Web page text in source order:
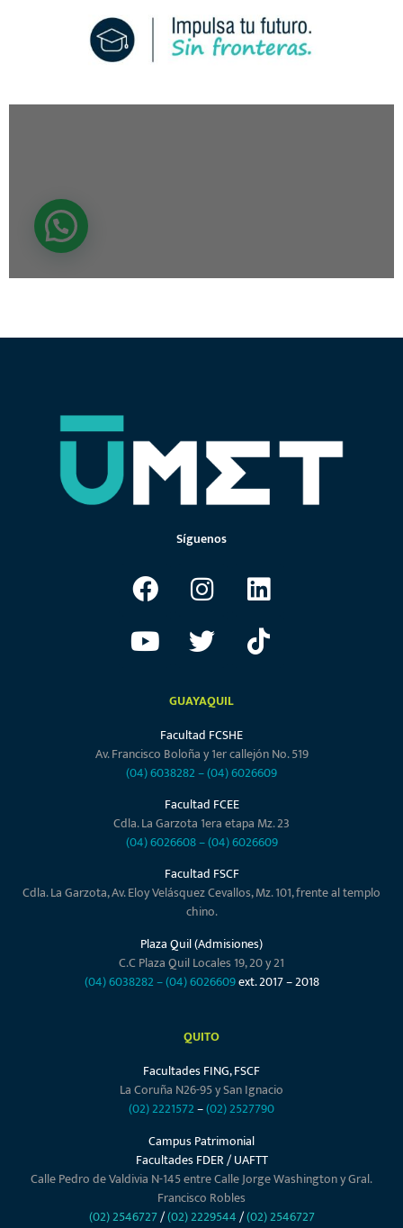
Síguenos
GUAYAQUIL
Facultad FCSHE
Av. Francisco Boloña y 1er callejón No. 519
(04) 6038282–(04) 6026609
Facultad FCEE
Cdla. La Garzota 1era etapa Mz. 23
(04) 6026608–(04) 6026609
Facultad FSCF
Cdla. La Garzota, Av. Eloy Velásquez Cevallos, Mz. 101, frente al templo
chino.
Plaza Quil (Admisiones)
C.C Plaza Quil Locales 19, 20 y 21
(04) 6038282–(04) 6026609ext. 2017 – 2018
QUITO
Facultades FING, FSCF
La Coruña N26-95 y San Ignacio
(02) 2221572–(02) 2527790
Campus Patrimonial
Facultades FDER / UAFTT
Calle Pedro de Valdivia N-145 entre Calle Jorge Washington y Gral.
Francisco Robles
(02) 2546727/(02) 2229544/(02) 2546727